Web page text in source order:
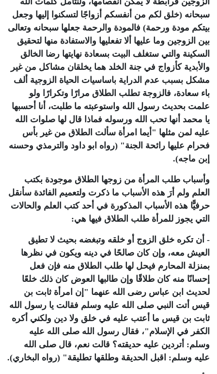
سبحانه (خلق لكم من أنفسكم أزواجًا لتسكنوا إليها وجعل
بيتكم مودة ورحمة) فالمودة والرحمة جعلها سبحانه وتعالى
بين الزوجين وما عليها ألا تفعليها والاستفادة منها لتحقيق
السكينة والتي ستغلف البيت بسعادة نهايتها رضا الخالق
والأبدية كأزواج في جنة الخلد هما يخلقان مشاكل من غير
مشكل بسبب عدم الدراية باساسيات الحياة الزوجية ألف
باء سعادة، فالزوجة تطلب الطلاق مرارًا وتكرارًا ولو
علمت بحديث رسول الله واستوعبته ما طلبت، أنا أحسبها
يا محمد أنها تحب الله ورسوله فماذا قال لها صلوات الله
عليه لمن مثلها "أيما امرأة سألت الطلاق من غير بأس
فحرام عليها رائحة الجنة" (رواه ابو داود والترمذي وحسنه
إبن ماجه).
وأسباب طلب المرأة من زوجها الطلاق موجودة بكتب
العلم ولم أرَ هذه الأسباب ما ذكرت ولتعميم الفائدة سأنقل
حرفيًّا هذه الأسباب المذكورة في أحد كتب العلم والحالات
التي يجوز للمرأة طلب الطلاق فيها هي:
- أن تكره خلق الزوج أو خلقه وتبغضه بحيث لا تطيق
العيش معه، وإن كان صالحًا في دينه ويكون في نظرها
بمنزلة المحارم فيحل لها طلب الطلاق منه فإن فعل
إحسانًا منه كان طلاقًا وإن طالبها العوض كان ذلك خلعًا
لحديث ابن عباس رضى الله عنهما "إن امرأة ثابت بن
قيس أتت النبي صلى الله عليه وسلم فقالت يا رسول الله
ثابت بن قيس ما أعتب عليه في خلق ولا دين ولكني أكره
الكفر في الإسلام"، فقال رسول الله صلى الله عليه
وسلم: أتردين عليه حديقته؟ قالت نعم، قال صلى الله
عليه وسلم: اقبل الحديقة وطلقها تطليقة" (رواه البخاري).